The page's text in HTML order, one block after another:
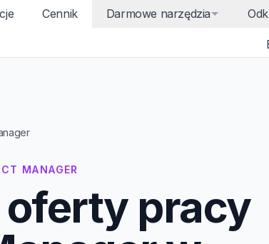
Cennik Darmowe narzędzia
MANAGER
pracy